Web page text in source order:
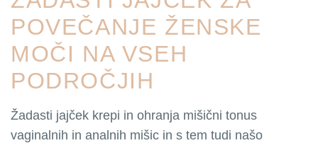
POVEČANJE ŽENSKE
MOČI NA VSEH
PODROČJIH
Žadasti jajček krepi in ohranja mišični tonus
vaginalnih in analnih mišic in s tem tudi našo